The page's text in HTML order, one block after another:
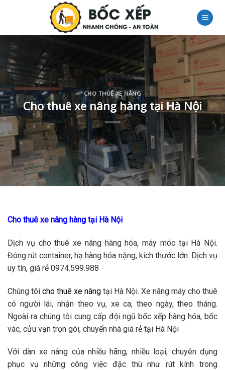
CHO THUÊ XE NÂNG
Cho thuê xe nâng hàng tại Hà Nội
Cho thuê xe nâng hàng tại Hà Nội
Dịch vụ cho thuê xe nâng hàng hóa, máy móc tại Hà Nội.
Đóng rút container, hạ hàng hóa nặng, kích thước lớn. Dịch vụ
uy tín, giá rẻ 0974.599.988
Chúng tôi cho thuê xe nâng tại Hà Nội. Xe nâng máy cho thuê
có người lái, nhận theo vụ, xe ca, theo ngày, theo tháng.
Ngoài ra chúng tôi cung cấp đội ngũ bốc xếp hàng hóa, bốc
vác, cửu vạn trọn gói, chuyển nhà giá rẻ tại Hà Nội
Với dàn xe nâng của nhiều hãng, nhiều loại, chuyên dụng
phục vụ những công việc đặc thù như rút kính trong